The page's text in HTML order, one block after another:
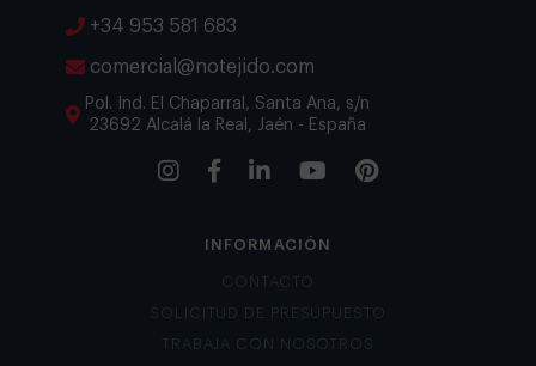
+34 953 581 683
comercial@notejido.com
Pol. Ind. El Chaparral, Santa Ana, s/n
23692 Alcalá la Real, Jaén - España
INFORMACIÓN
CONTACTO
SOLICITUD DE PRESUPUESTO
TRABAJA CON NOSOTROS